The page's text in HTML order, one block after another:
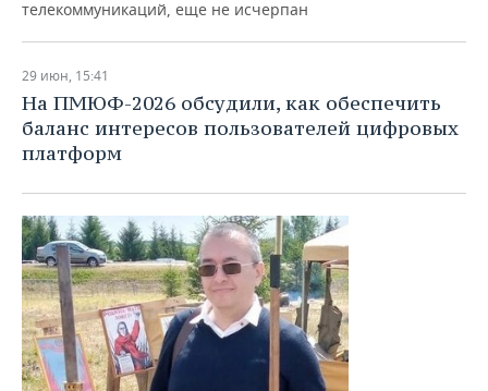
телекоммуникаций, еще не исчерпан
29 июн, 15:41
На ПМЮФ-2026 обсудили, как обеспечить
баланс интересов пользователей цифровых
платформ